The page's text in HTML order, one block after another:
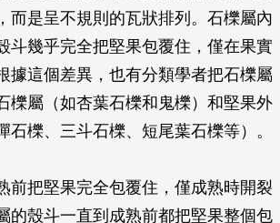
而是呈不規則的瓦狀排列。石櫟屬內
斗幾乎完全把堅果包覆住，僅在果實
據這個差異，也有分類學者把石櫟屬
櫟屬（如杏葉石櫟和鬼櫟）和堅果外
石櫟、三斗石櫟、短尾葉石櫟等）。
前把堅果完全包覆住，僅成熟時開裂
的殼斗一直到成熟前都把堅果整個包